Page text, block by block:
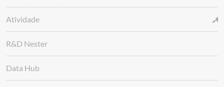
Atividade
R&D Nester
Data Hub